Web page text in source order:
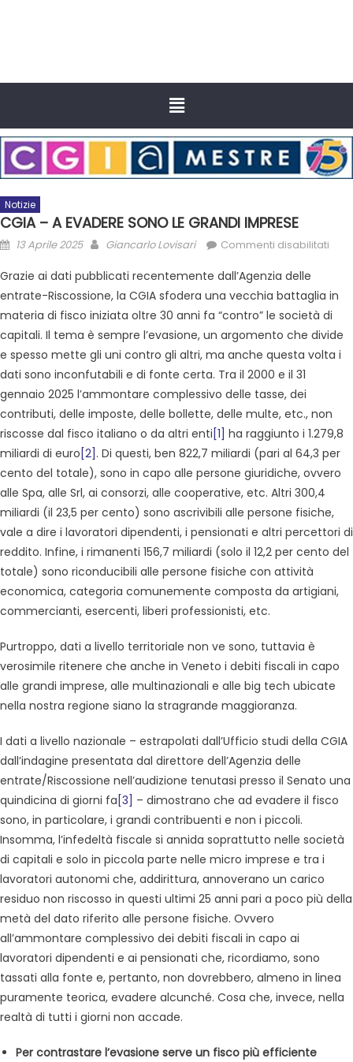
Notizie
CGIA – A EVADERE SONO LE GRANDI IMPRESE
13 Aprile 2025 Giancarlo Lovisari Commenti disabilitati
Grazie ai dati pubblicati recentemente dall’Agenzia delle
entrate-Riscossione, la CGIA sfodera una vecchia battaglia in
materia di fisco iniziata oltre 30 anni fa “contro” le società di
capitali. Il tema è sempre l’evasione, un argomento che divide
e spesso mette gli uni contro gli altri, ma anche questa volta i
dati sono inconfutabili e di fonte certa. Tra il 2000 e il 31
gennaio 2025 l’ammontare complessivo delle tasse, dei
contributi, delle imposte, delle bollette, delle multe, etc., non
riscosse dal fisco italiano o da altri enti [1] ha raggiunto i 1.279,8
miliardi di euro [2] . Di questi, ben 822,7 miliardi (pari al 64,3 per
cento del totale), sono in capo alle persone giuridiche, ovvero
alle Spa, alle Srl, ai consorzi, alle cooperative, etc. Altri 300,4
miliardi (il 23,5 per cento) sono ascrivibili alle persone fisiche,
vale a dire i lavoratori dipendenti, i pensionati e altri percettori di
reddito. Infine, i rimanenti 156,7 miliardi (solo il 12,2 per cento del
totale) sono riconducibili alle persone fisiche con attività
economica, categoria comunemente composta da artigiani,
commercianti, esercenti, liberi professionisti, etc.
Purtroppo, dati a livello territoriale non ve sono, tuttavia è
verosimile ritenere che anche in Veneto i debiti fiscali in capo
alle grandi imprese, alle multinazionali e alle big tech ubicate
nella nostra regione siano la stragrande maggioranza.
I dati a livello nazionale – estrapolati dall’Ufficio studi della CGIA
dall’indagine presentata dal direttore dell’Agenzia delle
entrate/Riscossione nell’audizione tenutasi presso il Senato una
quindicina di giorni fa [3] – dimostrano che ad evadere il fisco
sono, in particolare, i grandi contribuenti e non i piccoli.
Insomma, l’infedeltà fiscale si annida soprattutto nelle società
di capitali e solo in piccola parte nelle micro imprese e tra i
lavoratori autonomi che, addirittura, annoverano un carico
residuo non riscosso in questi ultimi 25 anni pari a poco più della
metà del dato riferito alle persone fisiche. Ovvero
all’ammontare complessivo dei debiti fiscali in capo ai
lavoratori dipendenti e ai pensionati che, ricordiamo, sono
tassati alla fonte e, pertanto, non dovrebbero, almeno in linea
puramente teorica, evadere alcunché. Cosa che, invece, nella
realtà di tutti i giorni non accade.
Per contrastare l’evasione serve un fisco più efficiente